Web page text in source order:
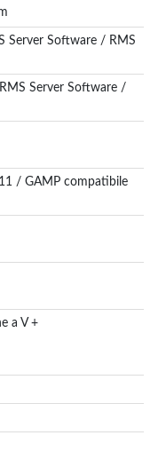
Server Software / RMS
Server Software /
/ GAMP compatibile
a V +